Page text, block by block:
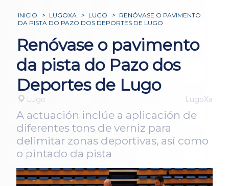
INICIO > LUGOXA > LUGO > RENÓVASE O PAVIMENTO
DA PISTA DO PAZO DOS DEPORTES DE LUGO
Renóvase o pavimento
da pista do Pazo dos
Deportes de Lugo
Lugo LugoXa
A actuación inclúe a aplicación de
diferentes tons de verniz para
delimitar zonas deportivas, así como
o pintado da pista